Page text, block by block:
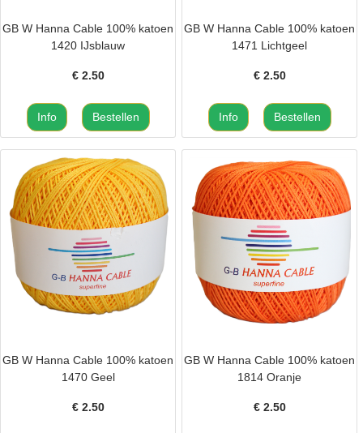
GB W Hanna Cable 100% katoen
1420 IJsblauw
€ 2.50
GB W Hanna Cable 100% katoen
1471 Lichtgeel
€ 2.50
GB W Hanna Cable 100% katoen
1470 Geel
€ 2.50
GB W Hanna Cable 100% katoen
1814 Oranje
€ 2.50